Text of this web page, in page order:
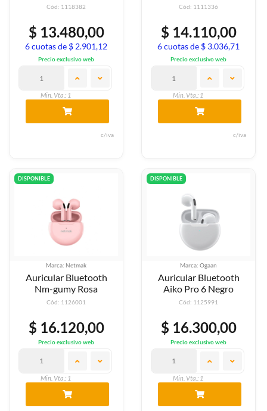
Cód: 1118382
$ 13.480,00
6 cuotas de $ 2.901,12
Precio exclusivo web
Min. Vta.: 1
c/iva
Cód: 1111336
$ 14.110,00
6 cuotas de $ 3.036,71
Precio exclusivo web
Min. Vta.: 1
c/iva
DISPONIBLE
Marca: Netmak
Auricular Bluetooth
Nm-gumy Rosa
Cód: 1126001
$ 16.120,00
Precio exclusivo web
Min. Vta.: 1
DISPONIBLE
Marca: Ogaan
Auricular Bluetooth
Aiko Pro 6 Negro
Cód: 1125991
$ 16.300,00
Precio exclusivo web
Min. Vta.: 1